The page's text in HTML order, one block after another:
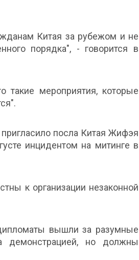
Китая за рубежом и не
порядка", - говорится в
такие мероприятия, которые
посла Китая Жифэя
инцидентом на митинге в
к организации незаконной
вышли за разумные
демонстрацией, но должны